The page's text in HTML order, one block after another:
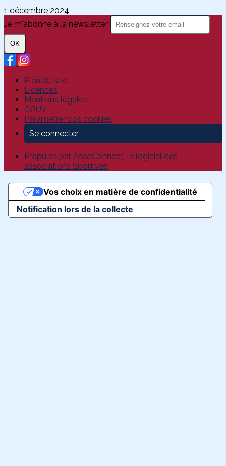
1 décembre 2024
Je m'abonne à la newsletter
OK
Plan du site
Licences
Mentions légales
CGUV
Paramétrer vos cookies
Se connecter
Propulsé par AssoConnect, le logiciel des
associations Sportives
Notification lors de la collecte
Vos choix en matière de confidentialité